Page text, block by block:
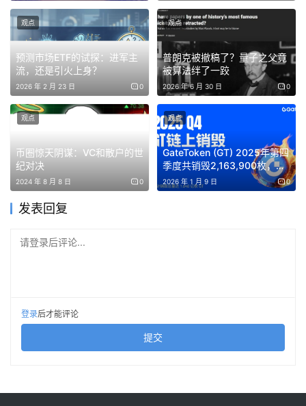
另据 Polymarket 官方排行榜，历史盈利榜单中，用户
Theo4 以 2205 万美元盈利高居榜首，此前其曾在 2024
年大选押注中豪掷 850 万美元，盈利超 1370 万美元。
看得出来，尽管造富效应并不如曾经的 Meme 币那般骇
人，但预测市场确确实实是一条掘金之路。
而正如《预测市场 10 大真相：Polymarket 172 万地址中
仅 3.14%“真正赢家”》一文的研究结论所说，预测市场存在
获超 220 倍收益的 Fengdubiying 也曾经说过，
“Polymarket 不限制跟单，你可以清晰地看到押注事件中的
不仅如此，Polymarket 等预测市场和 Meme 币讲求“跟单
预测市场ETF的试探：进军主
流，还是引火上身？
2026 年 2 月 23 日 0
观点
普朗克被撤稿了？量子之父竟
被算法绊了一跤
2026 年 6 月 30 日 0
观点
币圈惊天阴谋：VC和散户的世
纪对决
2024 年 8 月 8 日 0
观点
GateToken (GT) 2025年第四
季度共销毁2,163,900枚，在
生态扩展中构建更稳健的代币
经济结构
2026 年 1 月 9 日 0
观点
发表回复
请登录后评论...
登录后才能评论
提交